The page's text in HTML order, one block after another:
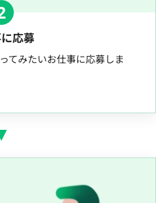
応募
てみたいお仕事に応募しま